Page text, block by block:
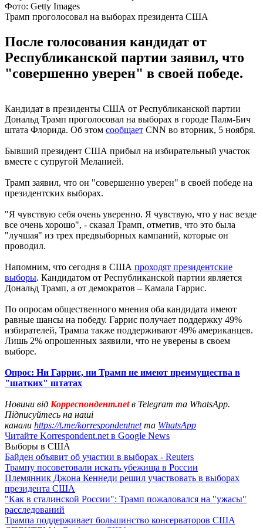
Фото: Getty Images
Трамп проголосовал на выборах президента США
После голосования кандидат от
Республиканской партии заявил, что
"совершенно уверен" в своей победе.
Кандидат в президенты США от Республиканской партии
Дональд Трамп проголосовал на выборах в городе Палм-Бич
штата Флорида. Об этом сообщает CNN во вторник, 5 ноября.
Бывший президент США прибыл на избирательный участок
вместе с супругой Меланией.
Трамп заявил, что он "совершенно уверен" в своей победе на
президентских выборах.
"Я чувствую себя очень уверенно. Я чувствую, что у нас везде
все очень хорошо", - сказал Трамп, отметив, что это была
"лучшая" из трех предвыборных кампаний, которые он
проводил.
Напомним, что сегодня в США проходят президентские
выборы. Кандидатом от Республиканской партии является
Дональд Трамп, а от демократов – Камала Гаррис.
По опросам общественного мнения оба кандидата имеют
равные шансы на победу. Гаррис получает поддержку 49%
избирателей, Трампа также поддерживают 49% американцев.
Лишь 2% опрошенных заявили, что не уверены в своем
выборе.
Опрос: Ни Гаррис, ни Трамп не имеют преимущества в
"шатких" штатах
Новини від Корреспондент.netв Telegram та WhatsApp.
Підписуйтесь на наші
канали https://t.me/korrespondentnetта WhatsApp
Читайте Korrespondent.net в Google News
Выборы в США
Байден объявит об участии в выборах - Reuters
Трампу посоветовали искать убежища в России
Племянник Джона Кеннеди решил участвовать в выборах
президента США
"Как в сталинской России": Трамп пожаловался на "ужасы"
расследований
Трампа поддерживает большинство консерваторов США